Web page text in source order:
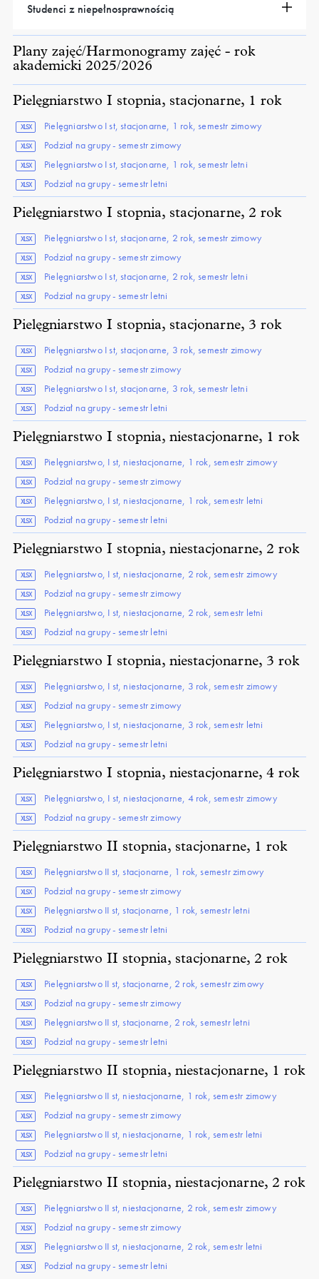
Studenci z niepełnosprawnością
Plany zajęć/Harmonogramy zajęć - rok
akademicki 2025/2026
Pielęgniarstwo I stopnia, stacjonarne, 1 rok
XLSX Pielęgniarstwo I st, stacjonarne, 1 rok, semestr zimowy
XLSX Podział na grupy - semestr zimowy
XLSX Pielęgniarstwo I st, stacjonarne, 1 rok, semestr letni
XLSX Podział na grupy - semestr letni
Pielęgniarstwo I stopnia, stacjonarne, 2 rok
XLSX Pielęgniarstwo I st, stacjonarne, 2 rok, semestr zimowy
XLSX Podział na grupy - semestr zimowy
XLSX Pielęgniarstwo I st, stacjonarne, 2 rok, semestr letni
XLSX Podział na grupy - semestr letni
Pielęgniarstwo I stopnia, stacjonarne, 3 rok
XLSX Pielęgniarstwo I st, stacjonarne, 3 rok, semestr zimowy
XLSX Podział na grupy - semestr zimowy
XLSX Pielęgniarstwo I st, stacjonarne, 3 rok, semestr letni
XLSX Podział na grupy - semestr letni
Pielęgniarstwo I stopnia, niestacjonarne, 1 rok
XLSX Pielęgniarstwo, I st, niestacjonarne, 1 rok, semestr zimowy
XLSX Podział na grupy - semestr zimowy
XLSX Pielęgniarstwo, I st, niestacjonarne, 1 rok, semestr letni
XLSX Podział na grupy - semestr letni
Pielęgniarstwo I stopnia, niestacjonarne, 2 rok
XLSX Pielęgniarstwo, I st, niestacjonarne, 2 rok, semestr zimowy
XLSX Podział na grupy - semestr zimowy
XLSX Pielęgniarstwo, I st, niestacjonarne, 2 rok, semestr letni
XLSX Podział na grupy - semestr letni
Pielęgniarstwo I stopnia, niestacjonarne, 3 rok
XLSX Pielęgniarstwo, I st, niestacjonarne, 3 rok, semestr zimowy
XLSX Podział na grupy - semestr zimowy
XLSX Pielęgniarstwo, I st, niestacjonarne, 3 rok, semestr letni
XLSX Podział na grupy - semestr letni
Pielęgniarstwo I stopnia, niestacjonarne, 4 rok
XLSX Pielęgniarstwo, I st, niestacjonarne, 4 rok, semestr zimowy
XLSX Podział na grupy - semestr zimowy
Pielęgniarstwo II stopnia, stacjonarne, 1 rok
XLSX Pielęgniarstwo II st, stacjonarne, 1 rok, semestr zimowy
XLSX Podział na grupy - semestr zimowy
XLSX Pielęgniarstwo II st, stacjonarne, 1 rok, semestr letni
XLSX Podział na grupy - semestr letni
Pielęgniarstwo II stopnia, stacjonarne, 2 rok
XLSX Pielęgniarstwo II st, stacjonarne, 2 rok, semestr zimowy
XLSX Podział na grupy - semestr zimowy
XLSX Pielęgniarstwo II st, stacjonarne, 2 rok, semestr letni
XLSX Podział na grupy - semestr letni
Pielęgniarstwo II stopnia, niestacjonarne, 1 rok
XLSX Pielęgniarstwo II st, niestacjonarne, 1 rok, semestr zimowy
XLSX Podział na grupy - semestr zimowy
XLSX Pielęgniarstwo II st, niestacjonarne, 1 rok, semestr letni
XLSX Podział na grupy - semestr letni
Pielęgniarstwo II stopnia, niestacjonarne, 2 rok
XLSX Pielęgniarstwo II st, niestacjonarne, 2 rok, semestr zimowy
XLSX Podział na grupy - semestr zimowy
XLSX Pielęgniarstwo II st, niestacjonarne, 2 rok, semestr letni
XLSX Podział na grupy - semestr letni